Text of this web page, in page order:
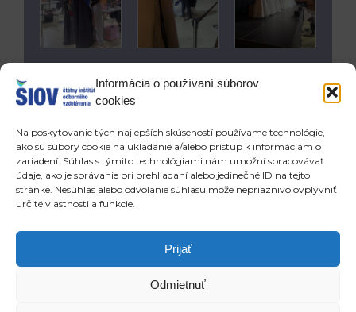
Informácia o používaní súborov
cookies
Na poskytovanie tých najlepších skúseností používame technológie,
ako sú súbory cookie na ukladanie a/alebo prístup k informáciám o
zariadení. Súhlas s týmito technológiami nám umožní spracovávať
údaje, ako je správanie pri prehliadaní alebo jedinečné ID na tejto
stránke. Nesúhlas alebo odvolanie súhlasu môže nepriaznivo ovplyvniť
určité vlastnosti a funkcie.
Prijať
Odmietnuť
JUPOV 2025/2026 je otvorený – minuloroční víťazi, ktorí reprezentovali Slovensko na EuroSkills, prezradia, prečo sa zapojiť Týždeň profíka 2025: Remeslá s budúcnosťou – Stredné odborné školy posilnili partnerstvá a prilákali mladých ľudí k špičkovej technike